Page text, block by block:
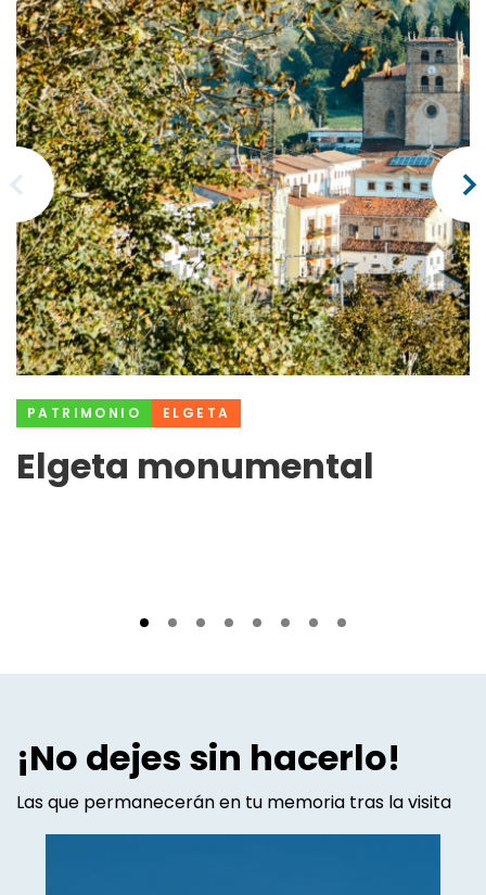
PATRIMONIO ELGETA
Elgeta monumental
¡No dejes sin hacerlo!
Las que permanecerán en tu memoria tras la visita